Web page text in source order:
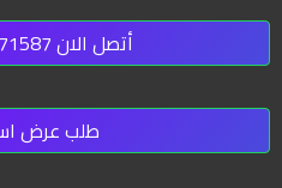
أتصل الان 201227771587+
طلب عرض